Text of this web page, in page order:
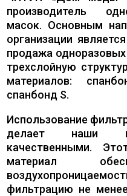
производитель
масок. Основным
организации
продажа
трехслойную
материалов:
спанбонд S.
Использование
делает наши
качественными.
материал
фильтрацию не